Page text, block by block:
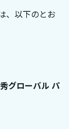
、以下のとお
グローバル パ